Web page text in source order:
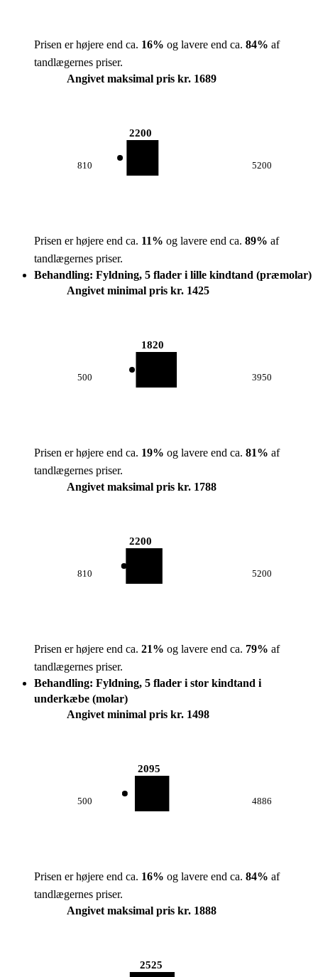
Prisen er højere end ca. 16% og lavere end ca. 84% af
tandlægernes priser.
Angivet maksimal pris kr. 1689
810
2200
5200
Prisen er højere end ca. 11% og lavere end ca. 89% af
tandlægernes priser.
Behandling: Fyldning, 5 flader i lille kindtand (præmolar)
Angivet minimal pris kr. 1425
500
1820
3950
Prisen er højere end ca. 19% og lavere end ca. 81% af
tandlægernes priser.
Angivet maksimal pris kr. 1788
810
2200
5200
Prisen er højere end ca. 21% og lavere end ca. 79% af
tandlægernes priser.
Behandling: Fyldning, 5 flader i stor kindtand i
underkæbe (molar)
Angivet minimal pris kr. 1498
500
2095
4886
Prisen er højere end ca. 16% og lavere end ca. 84% af
tandlægernes priser.
Angivet maksimal pris kr. 1888
2525